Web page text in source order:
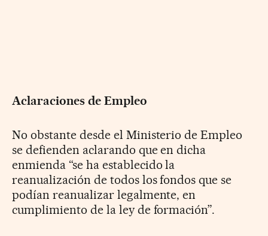
Aclaraciones de Empleo
No obstante desde el Ministerio de Empleo
se defienden aclarando que en dicha
enmienda “se ha establecido la
reanualización de todos los fondos que se
podían reanualizar legalmente, en
cumplimiento de la ley de formación”.